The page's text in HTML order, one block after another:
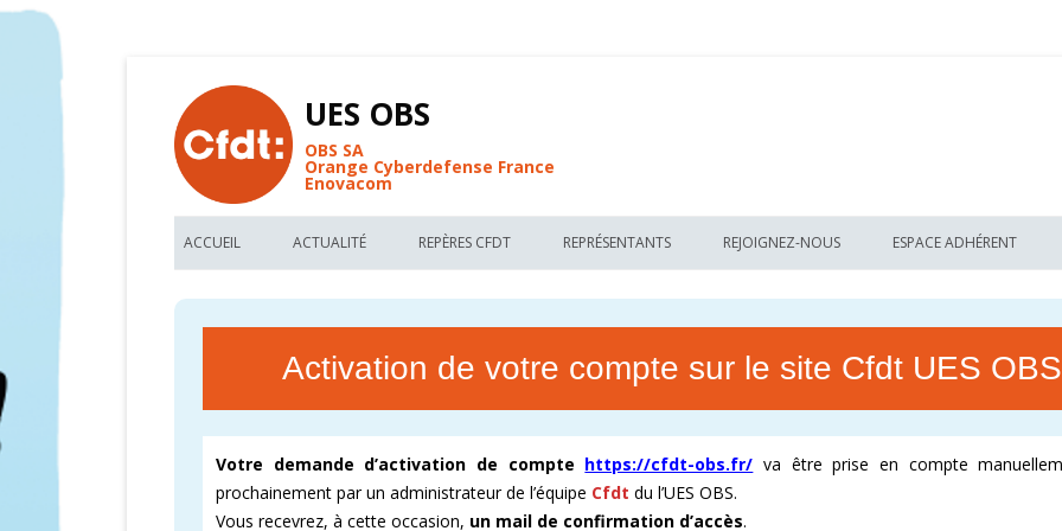
UES OBS
OBS SA
Orange Cyberdefense France
Enovacom
Aller au contenu
ACCUEIL
RECHERCHE PAR MOTS CLEFS
GLOSSAIRE DE L’UES OBS
ACTUALITÉ
PARTAGEZ NOS FONDAMENTAUX
REPÈRES CFDT
DÉCRYPTER ORANGE BUSINESS
CARTOGRAPHIE OBS SA
REPRÉSENTANTS
CSE – RÔLES ET FONCTIONNEMENT
CSE & ÉLECTION – CANDIDATEZ
RP – REPRÉSENTANT DE PROXIMITÉ
REJOIGNEZ-NOUS
CANDIDATER POUR LA CFDT
ESPACE ADHÉRENT
DEVENEZ ADHÉRENT
Activation de votre compte sur le site Cfdt UES OBS
Votre demande d’activation de compte https://cfdt-obs.fr/ va être prise en compte
prochainement par un administrateur de l’équipe Cfdtdu l’UES OBS.
Vous recevrez, à cette occasion, un mail de confirmation d’accès.